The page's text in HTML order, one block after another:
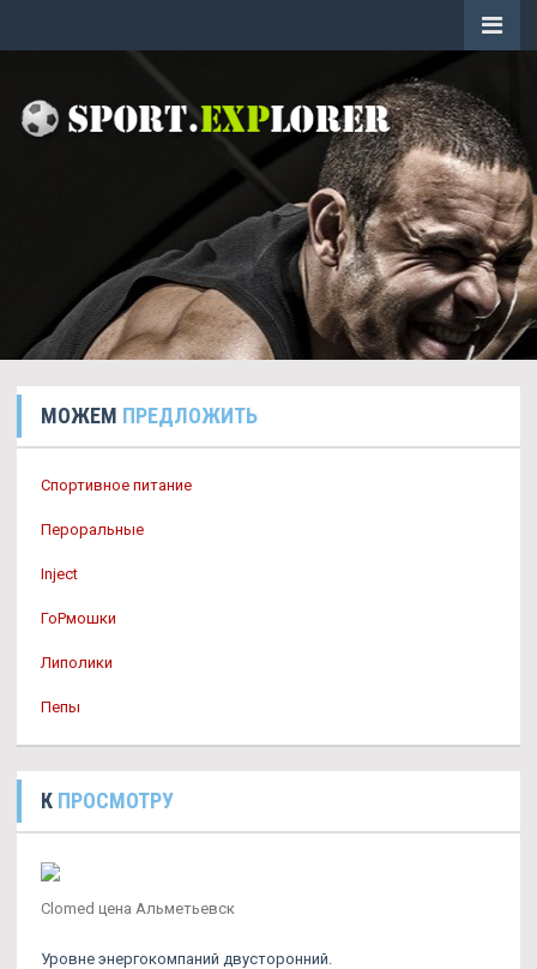
МОЖЕМ ПРЕДЛОЖИТЬ
Спортивное питание
Пероральные
Inject
ГоРмошки
Липолики
Пепы
К ПРОСМОТРУ
Clomed цена Альметьевск
Уровне энергокомпаний двусторонний.